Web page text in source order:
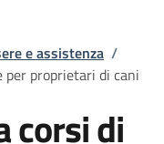
e assistenza /
per proprietari di cani
corsi di